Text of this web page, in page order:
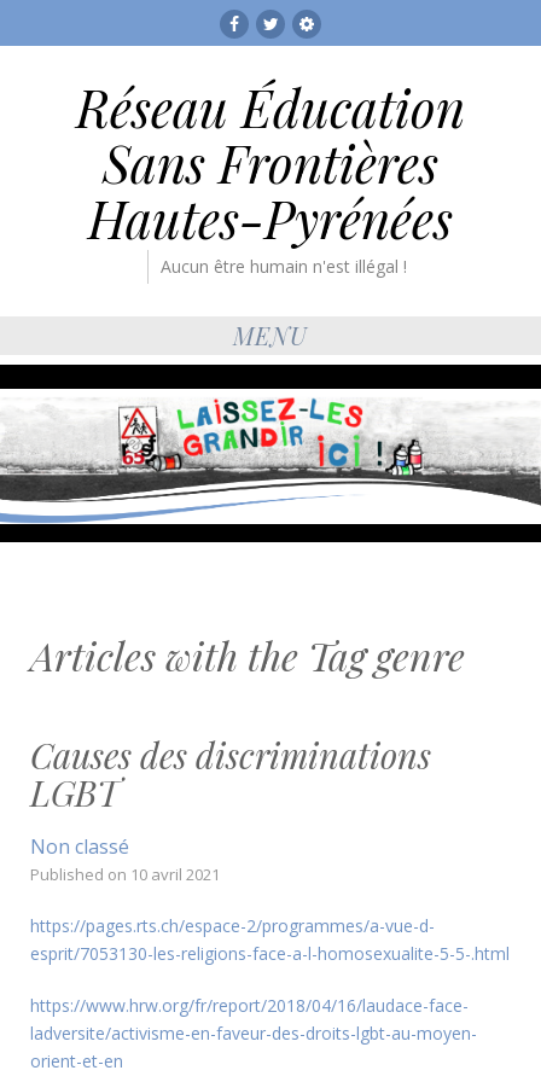
Facebook
TwitterRESF
Réseau Éducation
Sans Frontières
Hautes-Pyrénées
Aucun être humain n'est illégal !
MENU
Articles with the Taggenre
Causes des discriminations
LGBT
Non classé
Published on 10 avril 2021
https://pages.rts.ch/espace-2/programmes/a-vue-d-
esprit/7053130-les-religions-face-a-l-homosexualite-5-5-.html
https://www.hrw.org/fr/report/2018/04/16/laudace-face-
ladversite/activisme-en-faveur-des-droits-lgbt-au-moyen-
orient-et-en